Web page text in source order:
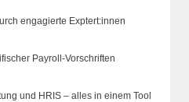
engagierte Exptert:innen
Payroll-Vorschriften
und HRIS – alles in einem Tool